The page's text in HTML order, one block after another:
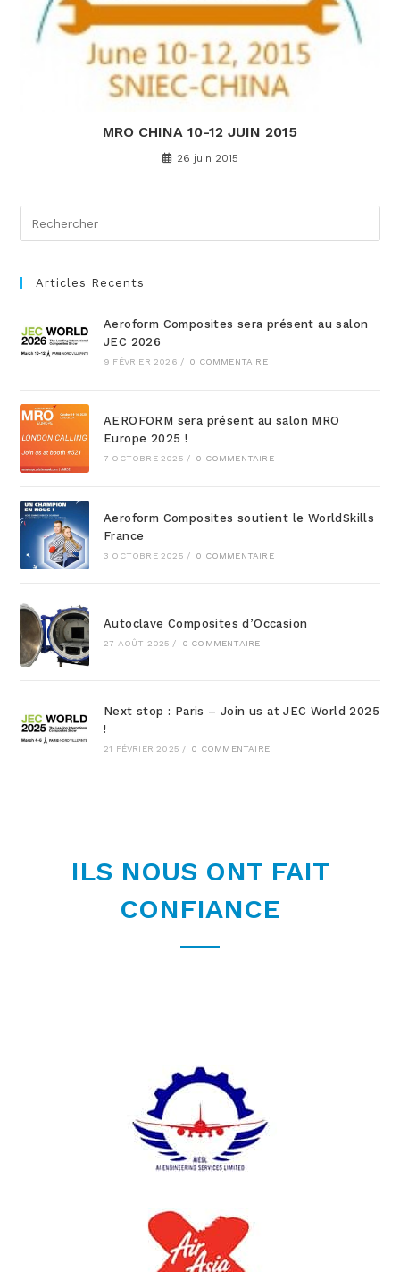
MRO CHINA 10-12 JUIN 2015
26 juin 2015
Articles Recents
Aeroform Composites sera présent au salon
JEC 2026
9 FÉVRIER 2026 / 0 COMMENTAIRE
AEROFORM sera présent au salon MRO
Europe 2025 !
7 OCTOBRE 2025 / 0 COMMENTAIRE
Aeroform Composites soutient le WorldSkills
France
3 OCTOBRE 2025 / 0 COMMENTAIRE
Autoclave Composites d’Occasion
27 AOÛT 2025 / 0 COMMENTAIRE
Next stop : Paris – Join us at JEC World 2025
!
21 FÉVRIER 2025 / 0 COMMENTAIRE
ILS NOUS ONT FAIT
CONFIANCE